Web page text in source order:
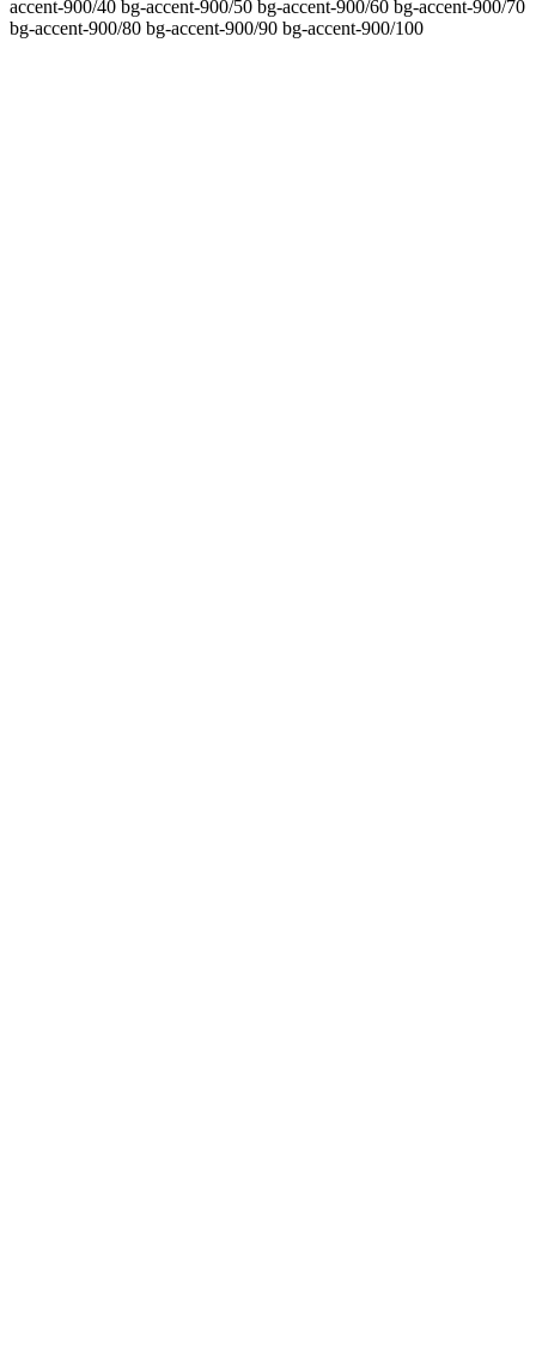
accent-900/40 bg-accent-900/50 bg-accent-900/60 bg-accent-900/70
bg-accent-900/80 bg-accent-900/90 bg-accent-900/100